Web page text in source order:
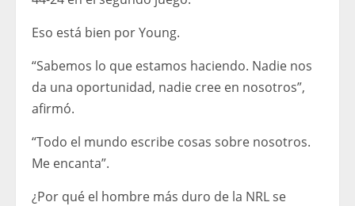
Eso está bien por Young.
“Sabemos lo que estamos haciendo. Nadie nos
da una oportunidad, nadie cree en nosotros”,
afirmó.
“Todo el mundo escribe cosas sobre nosotros.
Me encanta”.
¿Por qué el hombre más duro de la NRL se